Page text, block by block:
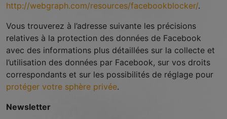
http://webgraph.com/resources/facebookblocker/.
Vous trouverez à l’adresse suivante les précisions
relatives à la protection des données de Facebook
avec des informations plus détaillées sur la collecte et
l’utilisation des données par Facebook, sur vos droits
correspondants et sur les possibilités de réglage pour
protéger votre sphère privée.
Newsletter